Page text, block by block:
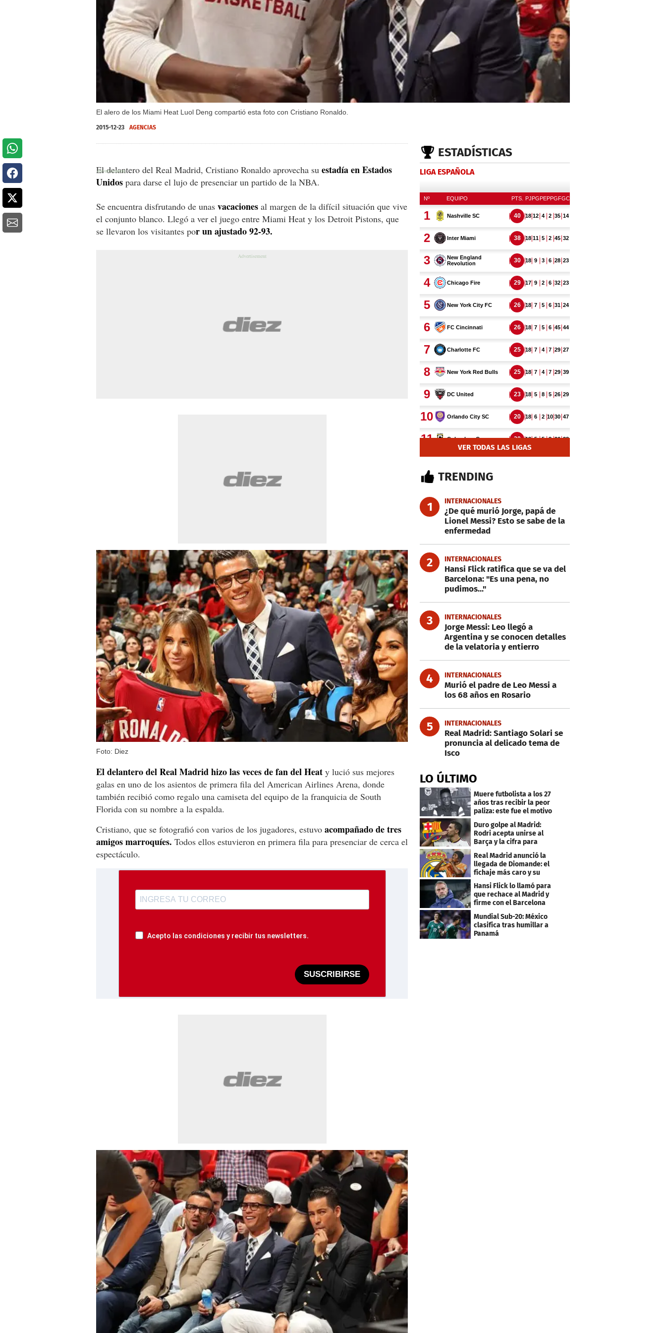
El alero de los Miami Heat Luol Deng compartió esta foto con Cristiano Ronaldo.
2015-12-23 AGENCIAS
El delantero del Real Madrid, Cristiano Ronaldo aprovecha su estadía en Estados
Unidos para darse el lujo de presenciar un partido de la NBA.
Se encuentra disfrutando de unas vacaciones al margen de la difícil situación que vive
el conjunto blanco. Llegó a ver el juego entre Miami Heat y los Detroit Pistons, que
se llevaron los visitantes por un ajustado 92-93.
Foto: Diez
El delantero del Real Madrid hizo las veces de fan del Heat y lució sus mejores
galas en uno de los asientos de primera fila del American Airlines Arena, donde
también recibió como regalo una camiseta del equipo de la franquicia de South
Florida con su nombre a la espalda.
Cristiano, que se fotografió con varios de los jugadores, estuvo acompañado de tres
amigos marroquíes. Todos ellos estuvieron en primera fila para presenciar de cerca el
espectáculo.
Acepto las condiciones y recibir tus newsletters.
SUSCRIBIRSE
ESTADÍSTICAS
LIGA ESPAÑOLA
VER TODAS LAS LIGAS
TRENDING
1 INTERNACIONALES
¿De qué murió Jorge, papá de
Lionel Messi? Esto se sabe de la
enfermedad
2 INTERNACIONALES
Hansi Flick ratifica que se va del
Barcelona: "Es una pena, no
pudimos..."
3 INTERNACIONALES
Jorge Messi: Leo llegó a
Argentina y se conocen detalles
de la velatoria y entierro
4 INTERNACIONALES
Murió el padre de Leo Messi a
los 68 años en Rosario
5 INTERNACIONALES
Real Madrid: Santiago Solari se
pronuncia al delicado tema de
Isco
LO ÚLTIMO
Muere futbolista a los 27
años tras recibir la peor
paliza: este fue el motivo
Duro golpe al Madrid:
Rodri acepta unirse al
Barça y la cifra para
cerrar su fichaje
Real Madrid anunció la
llegada de Diomande: el
fichaje más caro y su
contrato
Hansi Flick lo llamó para
que rechace al Madrid y
firme con el Barcelona
Mundial Sub-20: México
clasifica tras humillar a
Panamá